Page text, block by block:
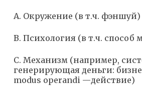
А. Окружение (в т.ч. фэншуй)
В. Психология (в т.ч.
С. Механизм (например,
генерирующая деньги:
modus operandi —действие)